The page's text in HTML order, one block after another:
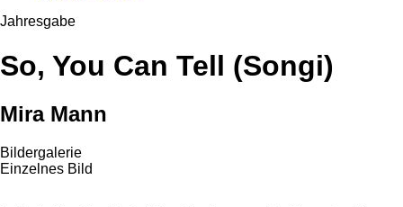
Jahresgabe
So, You Can Tell (Songi)
Mira Mann
Bildergalerie
Einzelnes Bild